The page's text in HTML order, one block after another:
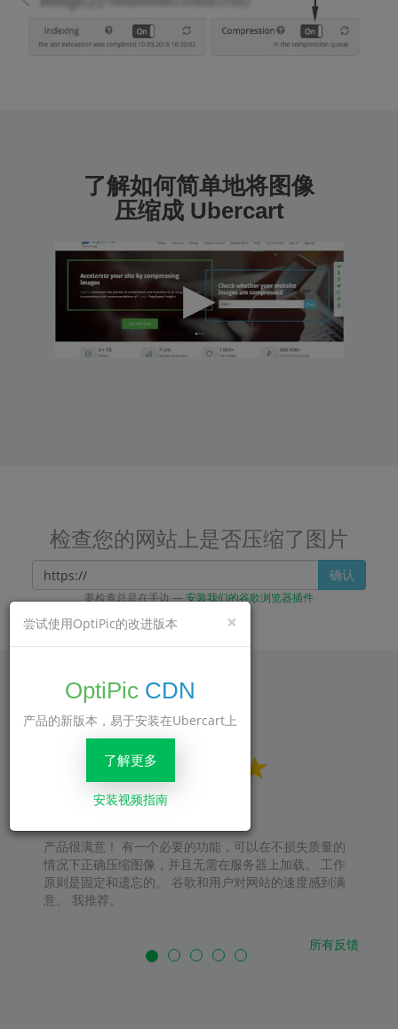
了解如何简单地将图像
压缩成 Ubercart
检查您的网站上是否压缩了图片
确认
要检查总是在手边 —安装我们的谷歌浏览器插件
我们 建议
产品很满意！ 有一个必要的功能，可以在不损失质量的
情况下正确压缩图像，并且无需在服务器上加载。 工作
原则是固定和遗忘的。 谷歌和用户对网站的速度感到满
意。 我推荐。
所有反馈
×
尝试使用OptiPic的改进版本
OptiPic CDN
产品的新版本，易于安装在Ubercart上
了解更多
安装视频指南